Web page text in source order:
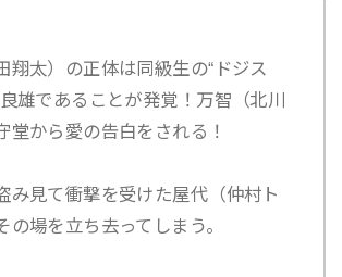
翔太）
の正体は同級生の“ドジス
雄であることが発覚！ 万智（北川
堂から愛の告白をされる！
み見て衝撃を受けた屋代（仲村ト
の場を立ち去ってしまう。